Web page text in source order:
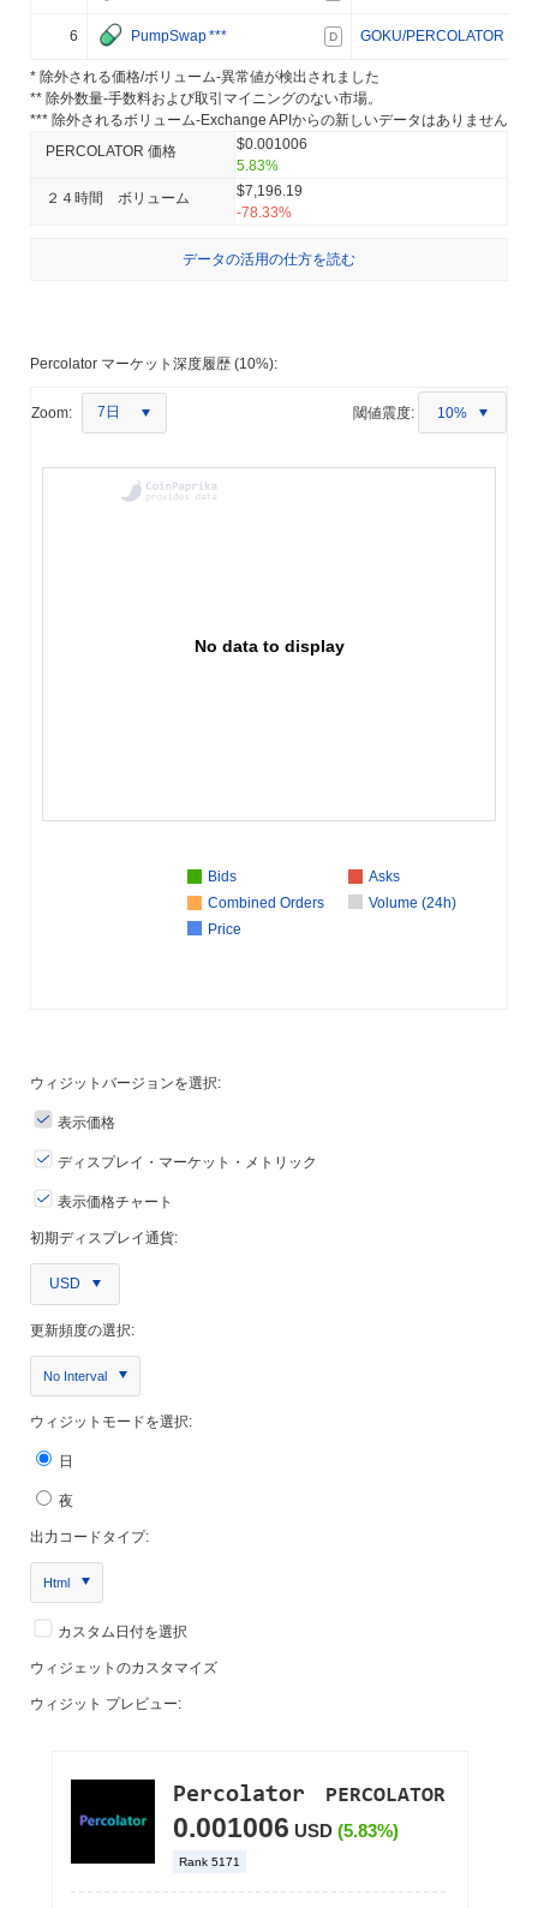
6 PumpSwap*** D GOKU/PERCOLATOR
* 除外される価格/ボリューム-異常値が検出されました
** 除外数量-手数料および取引マイニングのない市場。
*** 除外されるボリューム-Exchange APIからの新しいデータはありません
PERCOLATOR 価格
$0.001006
5.83%
２４時間 ボリューム
$7,196.19
-78.33%
データの活用の仕方を読む
Percolator マーケット深度履歴 (10%):
Zoom: 7日 閾値震度: 10%
No data to display
Bids
Asks
Combined Orders
Volume (24h)
Price
ウィジットバージョンを選択:
表示価格
ディスプレイ・マーケット・メトリック
表示価格チャート
初期ディスプレイ通貨:
USD
更新頻度の選択:
No Interval
ウィジットモードを選択:
日
夜
出力コードタイプ:
Html
カスタム日付を選択
ウィジェットのカスタマイズ
ウィジット プレビュー: